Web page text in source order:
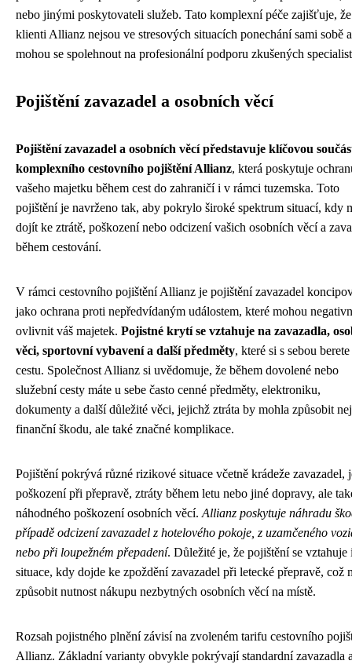
nebo jinými poskytovateli služeb. Tato komplexní péče zajišťuje, že
klienti Allianz nejsou ve stresových situacích ponechání sami sobě a
mohou se spolehnout na profesionální podporu zkušených
Pojištění zavazadel a osobních věcí
Pojištění zavazadel a osobních věcí představuje klíčovou
komplexního cestovního pojištění Allianz, která poskytuje
vašeho majetku během cest do zahraničí i v rámci tuzemska. Toto
pojištění je navrženo tak, aby pokrylo široké spektrum situací, kdy
dojít ke ztrátě, poškození nebo odcizení vašich osobních věcí a
během cestování.
V rámci cestovního pojištění Allianz je pojištění zavazadel
jako ochrana proti nepředvídaným událostem, které mohou
ovlivnit váš majetek. Pojistné krytí se vztahuje na zavazadla,
věci, sportovní vybavení a další předměty, které si s sebou berete
cestu. Společnost Allianz si uvědomuje, že během dovolené nebo
služební cesty máte u sebe často cenné předměty, elektroniku,
dokumenty a další důležité věci, jejichž ztráta by mohla způsobit
finanční škodu, ale také značné komplikace.
Pojištění pokrývá různé rizikové situace včetně krádeže zavazadel,
poškození při přepravě, ztráty během letu nebo jiné dopravy, ale
náhodného poškození osobních věcí. Allianz poskytuje náhradu
případě odcizení zavazadel z hotelového pokoje, z uzamčeného
nebo při loupežném přepadení. Důležité je, že pojištění se vztahuje
situace, kdy dojde ke zpoždění zavazadel při letecké přepravě, což
způsobit nutnost nákupu nezbytných osobních věcí na místě.
Rozsah pojistného plnění závisí na zvoleném tarifu cestovního
Allianz. Základní varianty obvykle pokrývají standardní zavazadla